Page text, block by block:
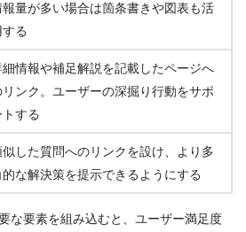
報量が多い場合は箇条書きや図表も活
する
細情報や補足解説を記載したページへ
リンク。ユーザーの深掘り行動をサポ
トする
似した質問へのリンクを設け、より多
的な解決策を提示できるようにする
な要素を組み込むと、ユーザー満足度